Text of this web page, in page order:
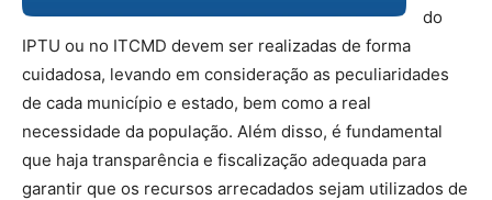
do
IPTU ou no ITCMD devem ser realizadas de forma
cuidadosa, levando em consideração as peculiaridades
de cada município e estado, bem como a real
necessidade da população. Além disso, é fundamental
que haja transparência e fiscalização adequada para
garantir que os recursos arrecadados sejam utilizados de